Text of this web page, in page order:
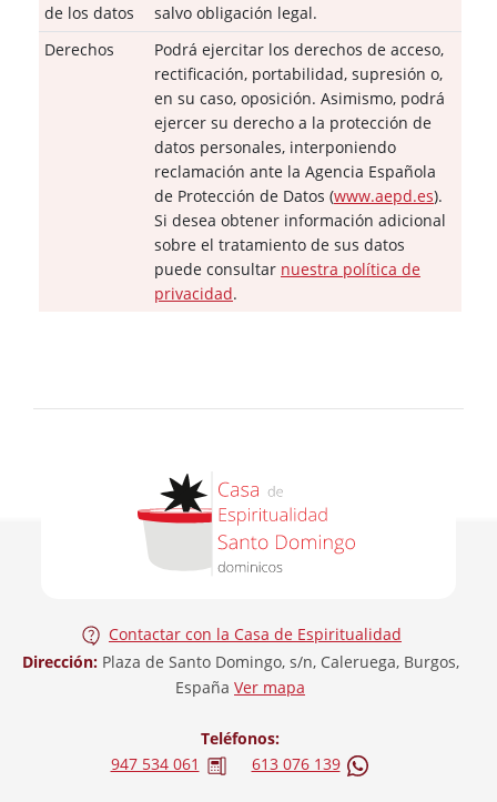
de los datos
salvo obligación legal.
Derechos
Podrá ejercitar los derechos de acceso,
rectificación, portabilidad, supresión o,
en su caso, oposición. Asimismo, podrá
ejercer su derecho a la protección de
datos personales, interponiendo
reclamación ante la Agencia Española
de Protección de Datos (www.aepd.es).
Si desea obtener información adicional
sobre el tratamiento de sus datos
puede consultar nuestra política de
privacidad.
Contactar con la Casa de Espiritualidad
Dirección:Plaza de Santo Domingo, s/n, Caleruega, Burgos,
España Ver mapa
Teléfonos:
947 534 061
613 076 139